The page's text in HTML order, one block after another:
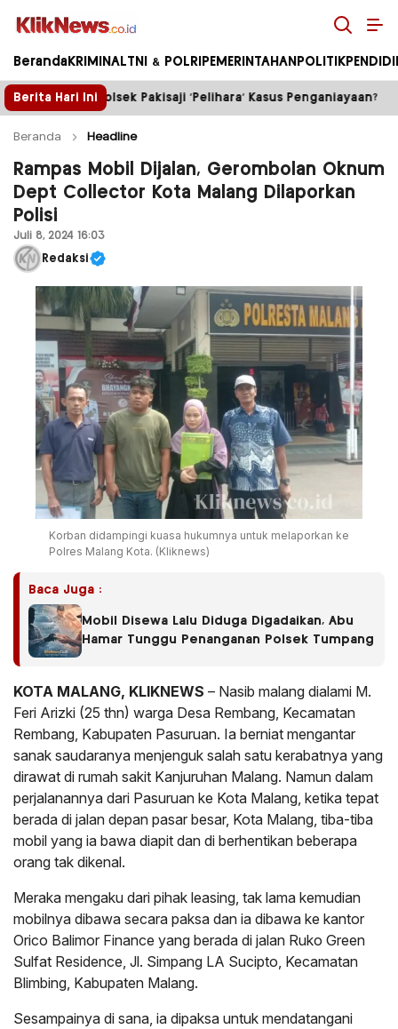
Kliknews.co.id
Beranda KRIMINAL TNI & POLRI PEMERINTAHAN POLITIK
Berita Hari Ini
‘Pelihara’ Kasus Penganiayaan? Truk Tambang
Beranda Headline
Rampas Mobil Dijalan, Gerombolan Oknum
Dept Collector Kota Malang Dilaporkan
Polisi
Juli 8, 2024 16:03
Redaksi
Korban didampingi kuasa hukumnya untuk melaporkan ke
Polres Malang Kota. (Kliknews)
Baca Juga :
Mobil Disewa Lalu Diduga Digadaikan, Abu
Hamar Tunggu Penanganan Polsek Tumpang
KOTA MALANG, KLIKNEWS – Nasib malang dialami M.
Feri Arizki (25 thn) warga Desa Rembang, Kecamatan
Rembang, Kabupaten Pasuruan. Ia berniat mengantar
sanak saudaranya menjenguk salah satu kerabatnya yang
dirawat di rumah sakit Kanjuruhan Malang. Namun dalam
perjalanannya dari Pasuruan ke Kota Malang, ketika tepat
berada di jalan depan pasar besar, Kota Malang, tiba-tiba
mobil yang ia bawa diapit dan di berhentikan beberapa
orang tak dikenal.
Meraka mengaku dari pihak leasing, tak lama kemudian
mobilnya dibawa secara paksa dan ia dibawa ke kantor
Orico Balimor Finance yang berada di jalan Ruko Green
Sulfat Residence, Jl. Simpang LA Sucipto, Kecamatan
Blimbing, Kabupaten Malang.
Sesampainya di sana, ia dipaksa untuk mendatangani